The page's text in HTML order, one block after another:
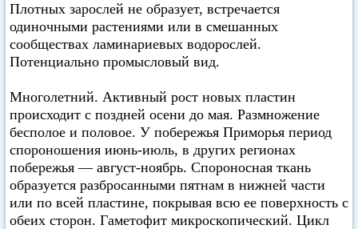
Плотных зарослей не образует, встречается
одиночными растениями или в смешанных
сообществах ламинариевых водорослей.
Потенциально промысловый вид.
Многолетний. Активный рост новых пластин
происходит с поздней осени до мая. Размножение
бесполое и половое. У побережья Приморья период
спороношения июнь-июль, в других регионах
побережья — август-ноябрь. Спороносная ткань
образуется разбросанными пятнам в нижней части
или по всей пластине, покрывая всю ее поверхность с
обеих сторон. Гаметофит микроскопический. Цикл